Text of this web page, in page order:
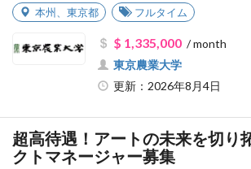
本州 東京都 フルタイム
$ 1,335,000/ month
東京農業大学
更新：2026年8月4日
超高待遇！アートの未来を切り
クトマネージャー募集